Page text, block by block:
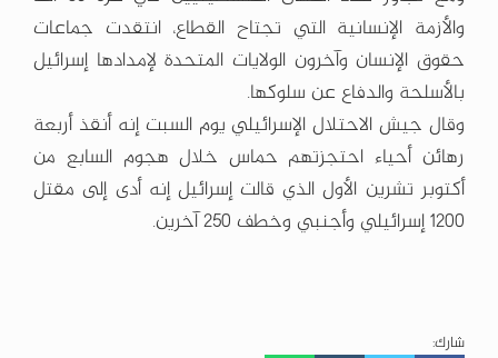
والأزمة الإنسانية التي تجتاح القطاع، انتقدت جماعات
حقوق الإنسان وآخرون الولايات المتحدة لإمدادها إسرائيل
بالأسلحة والدفاع عن سلوكها.
وقال جيش الاحتلال الإسرائيلي يوم السبت إنه أنقذ أربعة
رهائن أحياء احتجزتهم حماس خلال هجوم السابع من
أكتوبر تشرين الأول الذي قالت إسرائيل إنه أدى إلى مقتل
1200 إسرائيلي وأجنبي وخطف 250 آخرين.
شارك: